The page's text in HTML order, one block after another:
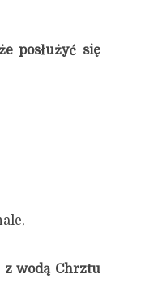
posłużyć się
z wodą Chrztu